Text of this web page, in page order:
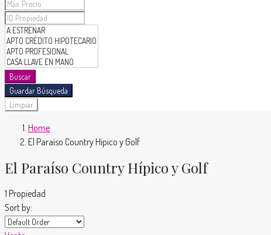
Buscar
Guardar Búsqueda
Limpiar
Home
El Paraíso Country Hípico y Golf
El Paraíso Country Hípico y Golf
1 Propiedad
Sort by: